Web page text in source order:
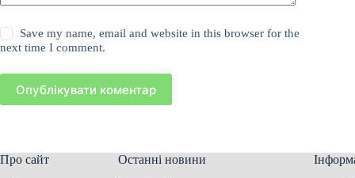
Save my name, email and website in this browser for the
next time I comment.
Опублікувати коментар
Про сайт
Останні новини